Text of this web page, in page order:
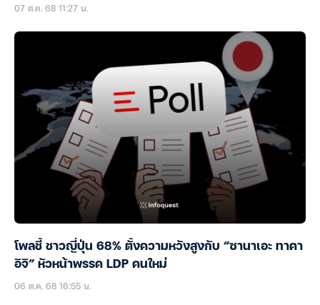
07 ต.ค. 68 11:27 น.
โพลชี้ ชาวญี่ปุ่น 68% ตั้งความหวังสูงกับ “ซานาเอะ ทาคา
อิจิ” หัวหน้าพรรค LDP คนใหม่
06 ต.ค. 68 16:55 น.